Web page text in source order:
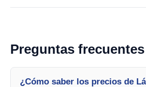
Preguntas frecuentes
¿Cómo saber los precios de